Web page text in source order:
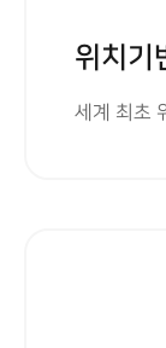
위치기
세계 최초